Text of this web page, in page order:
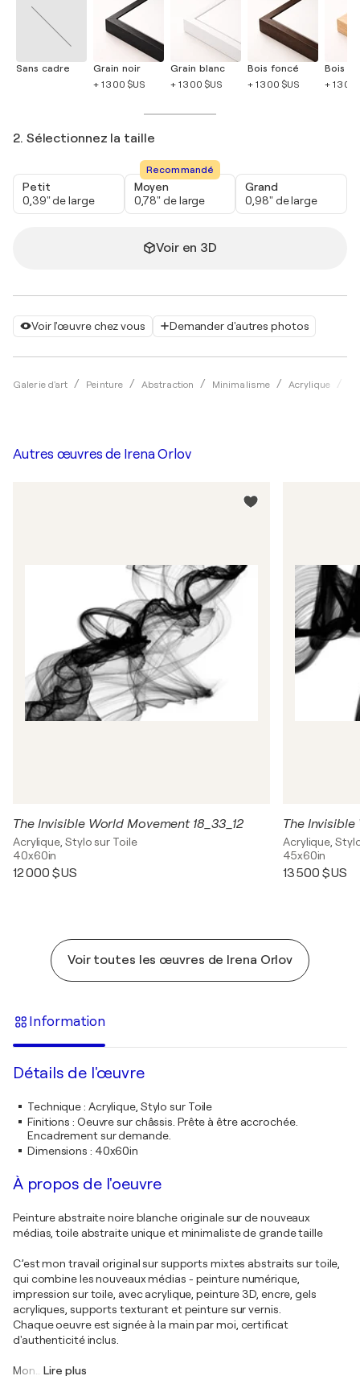
Voir l'œuvre chez vous Demander d'autres photos
Galerie d'art Peinture Abstraction Minimalisme Acrylique
Sans cadre
Grain noir
+ 1 300 $US
Grain blanc
+ 1 300 $US
Bois foncé
+ 1 300 $US
Bois
+ 1 300
2. Sélectionnez la taille
Petit
0,39" de large
Recommandé
Moyen
0,78" de large
Grand
0,98" de large
Voir en 3D
Autres œuvres de Irena Orlov
The Invisible World Movement 18_33_12
Acrylique, Stylo sur Toile
40x60in
12 000 $US
The Invisible
Acrylique,
45x60in
13 500 $US
Voir toutes les œuvres de Irena Orlov
Information
Détails de l'œuvre
Technique: Acrylique, Stylo sur Toile
Finitions : Oeuvre sur châssis. Prête à être accrochée.
Encadrement sur demande.
Dimensions : 40x60in
À propos de l'oeuvre
Peinture abstraite noire blanche originale sur de nouveaux
médias, toile abstraite unique et minimaliste de grande taille
C’est mon travail original sur supports mixtes abstraits sur toile,
qui combine les nouveaux médias - peinture numérique,
impression sur toile, avec acrylique, peinture 3D, encre, gels
acryliques, supports texturant et peinture sur vernis.
Chaque oeuvre est signée à la main par moi, certificat
d'authenticité inclus.
Mon Lire plus